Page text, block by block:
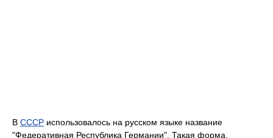
В СССР использовалось на русском языке название
"Федеративная Республика Германии". Такая форма,